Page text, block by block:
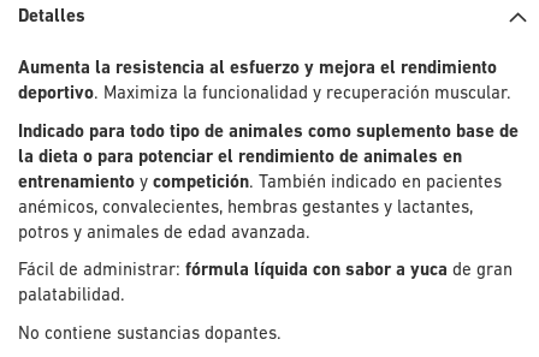
Detalles
Aumenta la resistencia al esfuerzo y mejora el rendimiento
deportivo. Maximiza la funcionalidad y recuperación muscular.
Indicado para todo tipo de animales como suplemento base de
la dieta o para potenciar el rendimiento de animales en
entrenamiento y competición. También indicado en pacientes
anémicos, convalecientes, hembras gestantes y lactantes,
potros y animales de edad avanzada.
Fácil de administrar: fórmula líquida con sabor a yuca de gran
palatabilidad.
No contiene sustancias dopantes.